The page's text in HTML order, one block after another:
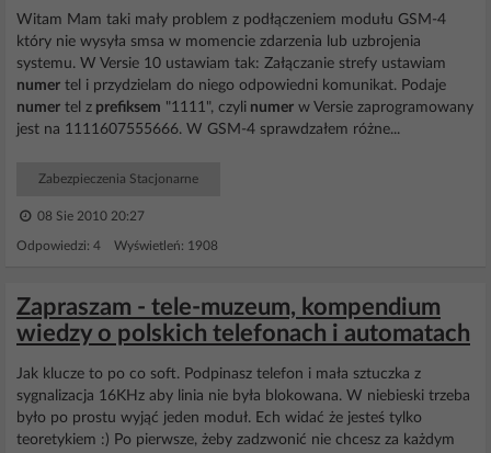
Witam Mam taki mały problem z podłączeniem modułu GSM-4
który nie wysyła smsa w momencie zdarzenia lub uzbrojenia
systemu. W Versie 10 ustawiam tak: Załączanie strefy ustawiam
numer tel i przydzielam do niego odpowiedni komunikat. Podaje
numer tel z prefiksem "1111", czyli numer w Versie zaprogramowany
jest na 1111607555666. W GSM-4 sprawdzałem różne...
Zabezpieczenia Stacjonarne
08 Sie 2010 20:27
Odpowiedzi: 4 Wyświetleń: 1908
Zapraszam - tele-muzeum, kompendium
wiedzy o polskich telefonach i automatach
Jak klucze to po co soft. Podpinasz telefon i mała sztuczka z
sygnalizacja 16KHz aby linia nie była blokowana. W niebieski trzeba
było po prostu wyjąć jeden moduł. Ech widać że jesteś tylko
teoretykiem :) Po pierwsze, żeby zadzwonić nie chcesz za każdym